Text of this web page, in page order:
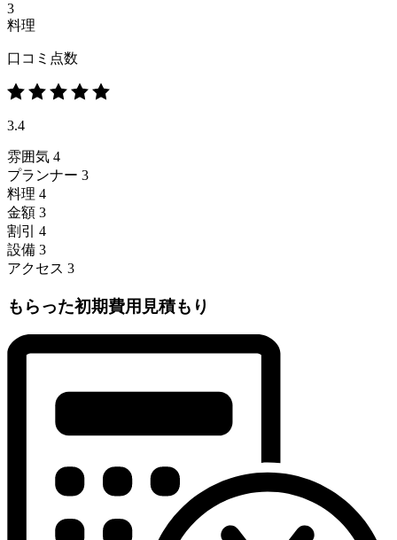
3
料理
口コミ点数
3.4
雰囲気 4
プランナー 3
料理 4
金額 3
割引
4
設備 3
アクセス 3
もらった初期費用見積もり